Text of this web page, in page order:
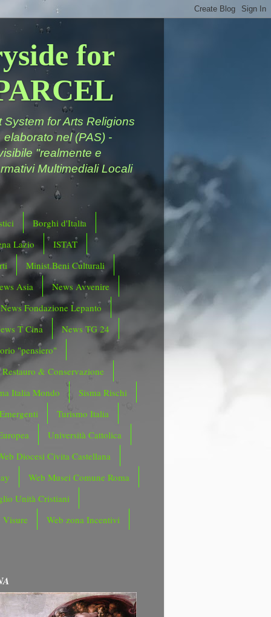
for
for Arts Religions
nel (PAS) -
"realmente e
Multimediali Locali
Borghi d'Italia
Lazio
ISTAT
Minist.Beni Culturali
Asia
News Avvenire
News Fondazione Lepanto
T Cina
News TG 24
"pensiero"
Restauro & Conservazione
Italia Mondo
Sisma Rischi
Turismo Italia
Università Cattolica
Diocesi Civita Castellana
Web Musei Comune Roma
Unità Cristiani
Visure
Web zona Incentivi